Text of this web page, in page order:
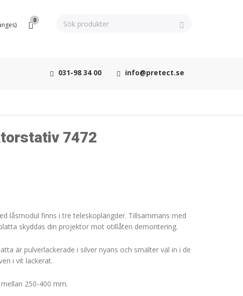
0
info@pretect.se
031-98 34 00
7472
låsmodul finns i tre teleskoplängder. Tillsammans med
skyddas din projektor mot otillåten demontering.
är pulverlackerade i silver nyans och smälter väl in i de
i vit lackerat.
250-400 mm.